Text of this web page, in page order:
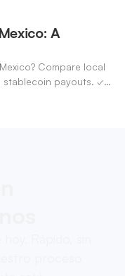
A
Compare local
stablecoin payouts. ✓